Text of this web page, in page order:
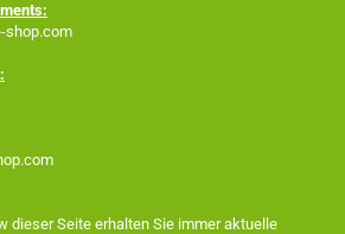
shop.com
dieser Seite erhalten Sie immer aktuelle